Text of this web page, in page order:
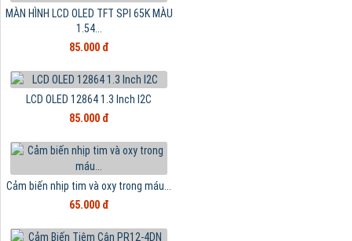
MÀN HÌNH LCD OLED TFT SPI 65K MÀU
1.54...
85.000 đ
LCD OLED 12864 1.3 Inch I2C
85.000 đ
Cảm biến nhịp tim và oxy trong máu...
65.000 đ